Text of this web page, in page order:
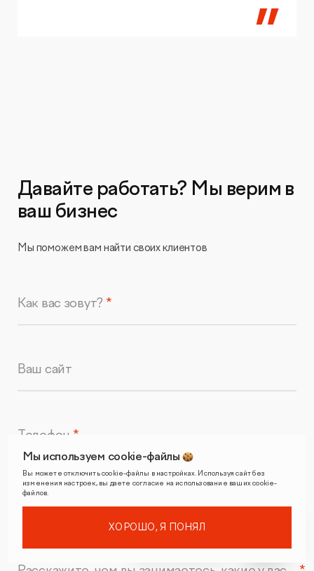
Давайте работать? Мы верим в
ваш бизнес
Мы поможем вам найти своих клиентов
Как вас зовут?
Ваш сайт
Телефон
Почта
Мы используем cookie-файлы
Вы можете отключить cookie-файлы в настройках. Используя сайт без
изменения настроек, вы даете согласие на использование ваших cookie-
файлов.
ХОРОШО, Я ПОНЯЛ